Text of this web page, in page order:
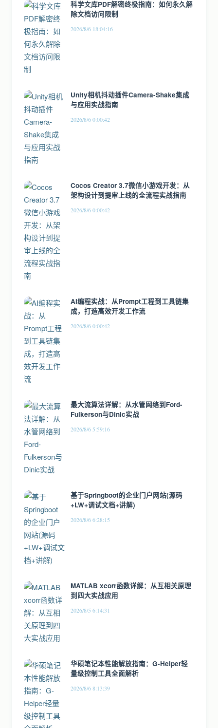
科学文库PDF解密终极指南：如何永久解
除文档访问限制
2026/8/6 18:04:16
Unity相机抖动插件Camera-Shake集成
与应用实战指南
2026/8/6 0:00:42
Cocos Creator 3.7微信小游戏开发：从
架构设计到提审上线的全流程实战指南
2026/8/6 0:00:42
AI编程实战：从Prompt工程到工具链集
成，打造高效开发工作流
2026/8/6 0:00:42
最大流算法详解：从水管网络到Ford-
Fulkerson与Dinic实战
2026/8/6 5:59:16
基于Springboot的企业门户网站(源码
+LW+调试文档+讲解)
2026/8/6 6:28:15
MATLAB xcorr函数详解：从互相关原理
到四大实战应用
2026/8/5 6:14:31
华硕笔记本性能解放指南：G-Helper轻
量级控制工具全面解析
2026/8/6 8:13:39